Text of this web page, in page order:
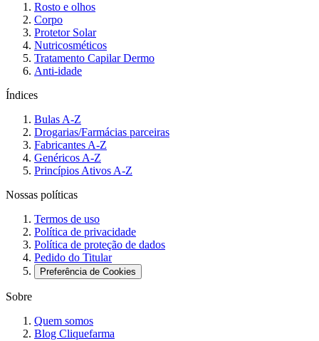
Rosto e olhos
Corpo
Protetor Solar
Nutricosméticos
Tratamento Capilar Dermo
Anti-idade
Índices
Bulas A-Z
Drogarias/Farmácias parceiras
Fabricantes A-Z
Genéricos A-Z
Princípios Ativos A-Z
Nossas políticas
Termos de uso
Política de privacidade
Política de proteção de dados
Pedido do Titular
Preferência de Cookies
Sobre
Quem somos
Blog Cliquefarma